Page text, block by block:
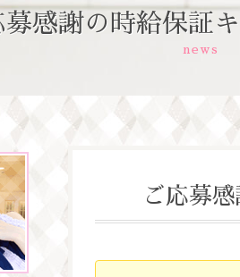
募感謝の時給保証
news
ご応募